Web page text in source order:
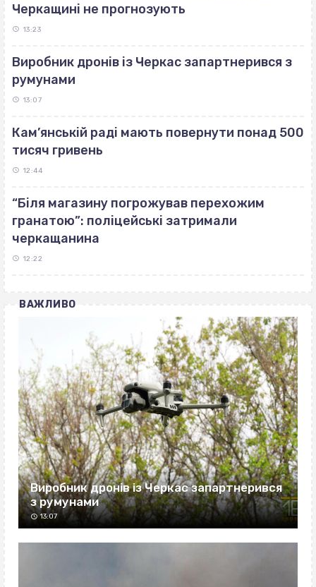
Черкащині не прогнозують
13:23
Виробник дронів із Черкас запартнерився з
румунами
13:07
Кам’янській раді мають повернути понад 500
тисяч гривень
12:44
“Біля магазину погрожував перехожим
гранатою”: поліцейські затримали
черкащанина
12:22
ВАЖЛИВО
Виробник дронів із Черкас запартнерився
з румунами
13:07